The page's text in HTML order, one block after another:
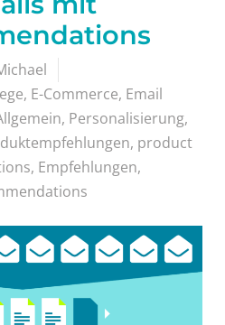
, E-Commerce, Email
, Personalisierung,
, product
, Empfehlungen,